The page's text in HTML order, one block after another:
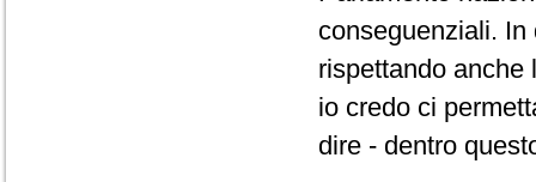
conseguenziali.
rispettando anche
io credo ci
dire - dentro